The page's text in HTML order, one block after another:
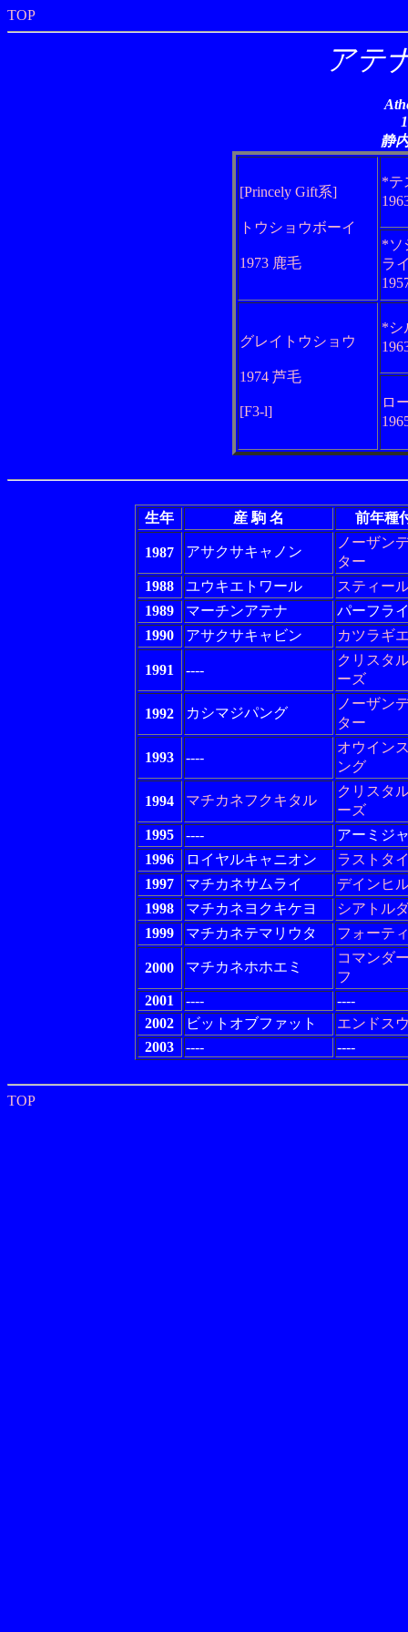
TOP
アテ
静
[Princely Gift系]
トウショウボーイ
1973 鹿毛
*テ
*ソ
ラ
グレイトウショウ
1974 芦毛
[F3-l]
*シ
ロ
生年 産 駒 名 前年種
1987 アサクサキャノン
ノーザン
ター
1988
ユウキエトワール
スティー
1989
マーチンアテナ
パーフラ
1990
アサクサキャビン カツラギ
1991 ----
クリスタ
ーズ
1992 カシマジパング
ノーザン
ター
1993 ----
オウイン
ング
1994 マチカネフクキタル
クリスタ
ーズ
1995
----
アーミジ
1996
ロイヤルキャニオン
ラストタ
1997
マチカネサムライ
デインヒ
1998
マチカネヨクキケヨ
シアトル
1999
マチカネテマリウタ フォーテ
2000 マチカネホホエミ
コマンダ
フ
2001
----
----
2002
ビットオブファット
エンドス
2003
---- ----
TOP